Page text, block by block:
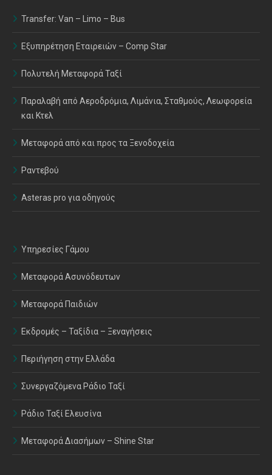
Transfer: Van – Limo – Bus
Εξυπηρέτηση Εταιρειών – Comp Star
Πολυτελή Μεταφορά Ταξί
Παραλαβή από Αεροδρόμια, Λιμάνια, Σταθμούς, Λεωφορεία
και Κτελ
Μεταφορά από και προς τα Ξενοδοχεία
Ραντεβού
Asteras pro για οδηγούς
Υπηρεσίες Γάμου
Μεταφορά Ασυνόδευτων
Μεταφορά Παιδιών
Εκδρομές – Ταξίδια – Ξεναγήσεις
Περιήγηση στην Ελλάδα
Συνεργαζόμενα Ράδιο Ταξί
Ράδιο Ταξί Ελευσίνα
Μεταφορά Διασήμων – Shine Star